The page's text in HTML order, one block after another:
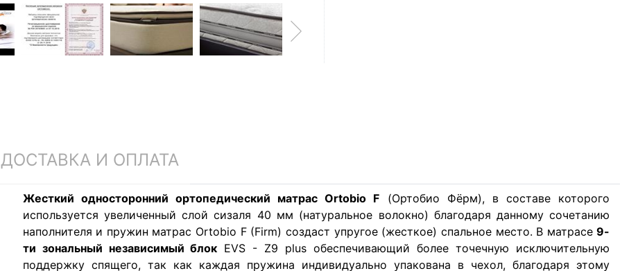
ДОСТАВКА И ОПЛАТА
Жесткий односторонний ортопедический матрас Ortobio F (Ортобио Фёрм), в составе которого
используется увеличенный слой сизаля 40 мм (натуральное волокно) благодаря данному сочетанию
наполнителя и пружин матрас Ortobio F (Firm) создаст упругое (жесткое) спальное место. В матрасе9-
ти зональный независимый блок EVS - Z9 plus обеспечивающий более точечную исключительную
поддержку спящего, так как каждая пружина индивидуально упакована в чехол, благодаря этому